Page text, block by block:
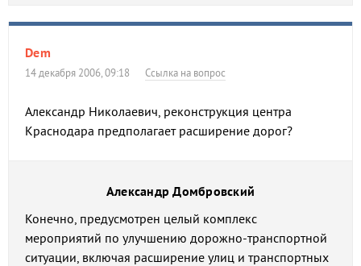
Dem
14 декабря 2006, 09:18 Ссылка на вопрос
Александр Николаевич, реконструкция центра
Краснодара предполагает расширение дорог?
Александр Домбровский
Конечно, предусмотрен целый комплекс
мероприятий по улучшению дорожно-транспортной
ситуации, включая расширение улиц и транспортных